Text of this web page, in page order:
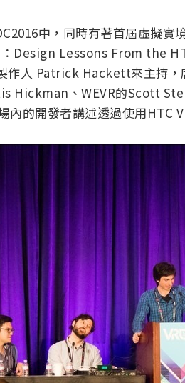
中，同時有著首屆虛擬實
Design Lessons From the
作人 Patrick Hackett來主持
Hickman、WEVR的Scott
內的開發者講述透過使用HTC